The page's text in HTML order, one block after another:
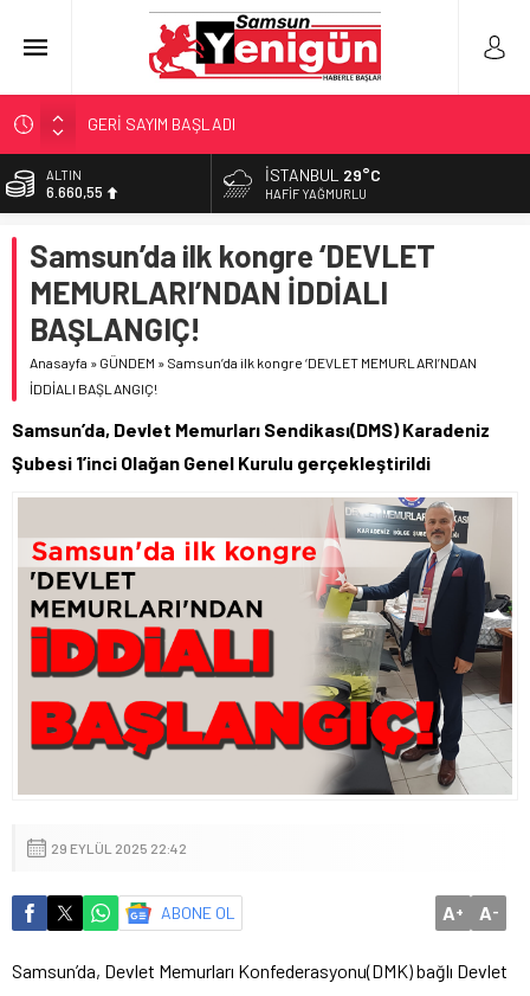
GERİ SAYIM BAŞLADI
SAMSUNSPOR’DA HEDEF 5’İNCİLİK!
‘BAFRA’YA YATIRIM YAPIN!’
YÖNETİCİ SEÇERKEN YAPILAN EN BÜYÜK HATALAR
ALTIN
6.660,55
13.779,39
DOLAR
47,7111
EURO
55,1881
İSTANBUL 29°C
HAFIF YAĞMURLU
Samsun’da ilk kongre ‘DEVLET
MEMURLARI’NDAN İDDİALI
BAŞLANGIÇ!
Anasayfa » GÜNDEM » Samsun’da ilk kongre ‘DEVLET MEMURLARI’NDAN
İDDİALI BAŞLANGIÇ!
Samsun’da, Devlet Memurları Sendikası(DMS) Karadeniz
Şubesi 1’inci Olağan Genel Kurulu gerçekleştirildi
29 EYLÜL 2025 22:42
ABONE OL A+ A-
Samsun’da, Devlet Memurları Konfederasyonu(DMK) bağlı Devlet